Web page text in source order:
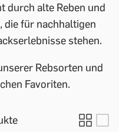
durch alte Reben und
die für nachhaltigen
stehen.
Rebsorten und
Favoriten.